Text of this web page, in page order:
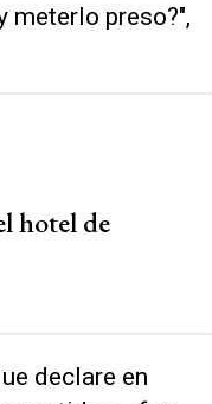
meterlo preso?",
hotel de
declare en